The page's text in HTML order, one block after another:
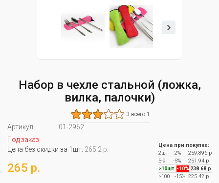
Набор в чехле стальной (ложка,
вилка, палочки)
3 всего 1
Артикул:
01-2962
Под заказ
Цена без скидки за 1шт: 265.2 р.
265 р.
Цена при покупке:
2шт
-2%
259.896 р
5-9
-5%
251.94 р
>10шт -10% 238.68 р
>100
-15% 225.42 р